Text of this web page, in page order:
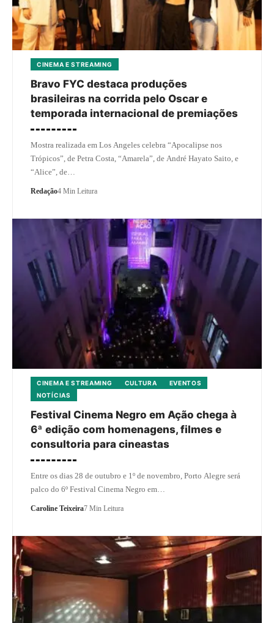
CINEMA E STREAMING
Bravo FYC destaca produções
brasileiras na corrida pelo Oscar e
temporada internacional de premiações
Mostra realizada em Los Angeles celebra “Apocalipse nos
Trópicos”, de Petra Costa, “Amarela”, de André Hayato Saito, e
“Alice”, de…
Redação4 Min Leitura
CINEMA E STREAMING CULTURA
EVENTOS
NOTÍCIAS
Festival Cinema Negro em Ação chega à
6ª edição com homenagens, filmes e
consultoria para cineastas
Entre os dias 28 de outubro e 1º de novembro, Porto Alegre será
palco do 6º Festival Cinema Negro em…
Caroline Teixeira7 Min Leitura